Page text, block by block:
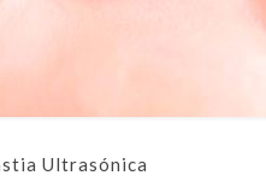
Ultrasónica